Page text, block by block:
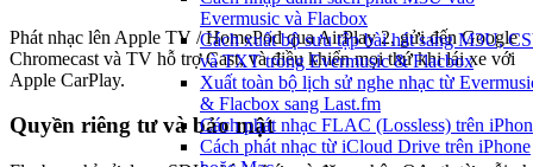
Evermusic và Flacbox
Cách xuất bộ sưu tập bài hát sang M3U,
và TXT trong Evermusic & Flacbox
Xuất toàn bộ lịch sử nghe nhạc từ
& Flacbox sang Last.fm
Cách phát nhạc FLAC (Lossless) trên
Cách phát nhạc từ iCloud Drive trên iPhone
Phát nhạc lên Apple TV / HomePod qua AirPlay 2, gửi đến Google
Chromecast và TV hỗ trợ Cast, và điều khiển mọi thứ khi lái xe với
Apple CarPlay.
Quyền riêng tư và bảo mật